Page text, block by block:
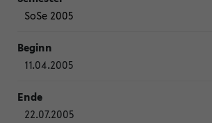
SoSe 2005
11.04.2005
22.07.2005